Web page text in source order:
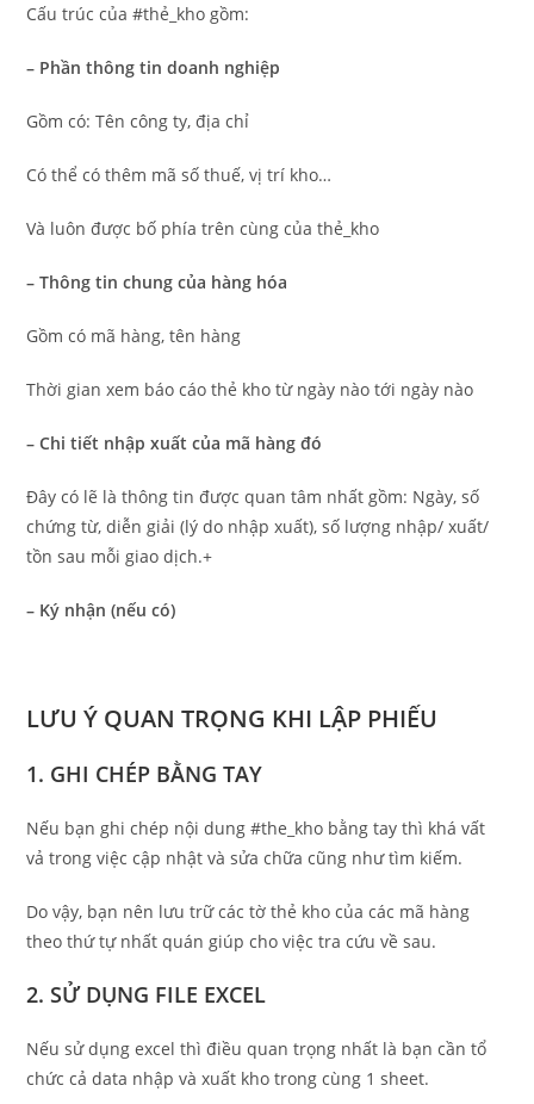
Cấu trúc của #thẻ_kho gồm:
– Phần thông tin doanh nghiệp
Gồm có: Tên công ty, địa chỉ
Có thể có thêm mã số thuế, vị trí kho…
Và luôn được bố phía trên cùng của thẻ_kho
– Thông tin chung của hàng hóa
Gồm có mã hàng, tên hàng
Thời gian xem báo cáo thẻ kho từ ngày nào tới ngày nào
– Chi tiết nhập xuất của mã hàng đó
Đây có lẽ là thông tin được quan tâm nhất gồm: Ngày, số
chứng từ, diễn giải (lý do nhập xuất), số lượng nhập/ xuất/
tồn sau mỗi giao dịch.+
– Ký nhận (nếu có)
LƯU Ý QUAN TRỌNG KHI LẬP PHIẾU
1. GHI CHÉP BẰNG TAY
Nếu bạn ghi chép nội dung #the_kho bằng tay thì khá vất
vả trong việc cập nhật và sửa chữa cũng như tìm kiếm.
Do vậy, bạn nên lưu trữ các tờ thẻ kho của các mã hàng
theo thứ tự nhất quán giúp cho việc tra cứu về sau.
2. SỬ DỤNG FILE EXCEL
Nếu sử dụng excel thì điều quan trọng nhất là bạn cần tổ
chức cả data nhập và xuất kho trong cùng 1 sheet.